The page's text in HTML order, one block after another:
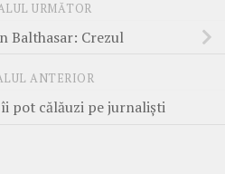
URMĂTOR
Balthasar: Crezul
ANTERIOR
pot călăuzi pe jurnalişti